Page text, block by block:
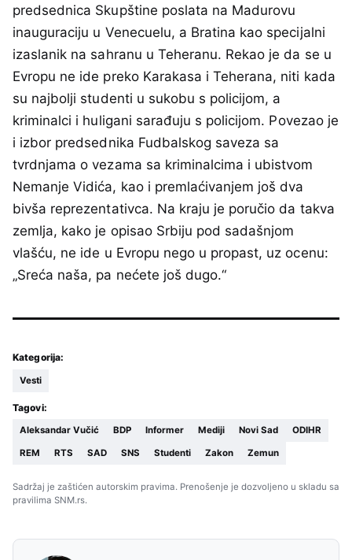
predsednica Skupštine poslata na Madurovu
inauguraciju u Venecuelu, a Bratina kao specijalni
izaslanik na sahranu u Teheranu. Rekao je da se u
Evropu ne ide preko Karakasa i Teherana, niti kada
su najbolji studenti u sukobu s policijom, a
kriminalci i huligani sarađuju s policijom. Povezao je
i izbor predsednika Fudbalskog saveza sa
tvrdnjama o vezama sa kriminalcima i ubistvom
Nemanje Vidića, kao i premlaćivanjem još dva
bivša reprezentativca. Na kraju je poručio da takva
zemlja, kako je opisao Srbiju pod sadašnjom
vlašću, ne ide u Evropu nego u propast, uz ocenu:
„Sreća naša, pa nećete još dugo.“
Kategorija:
Vesti
Tagovi:
Aleksandar Vučić BDP Informer Mediji Novi Sad ODIHR
REM RTS SAD SNS Studenti Zakon Zemun
Sadržaj je zaštićen autorskim pravima. Prenošenje je dozvoljeno u skladu sa
pravilima SNM.rs.